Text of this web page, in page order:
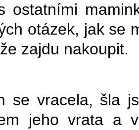
ostatními
otázek, jak se
zajdu nakoupit.
se vracela, šla
jeho vrata a